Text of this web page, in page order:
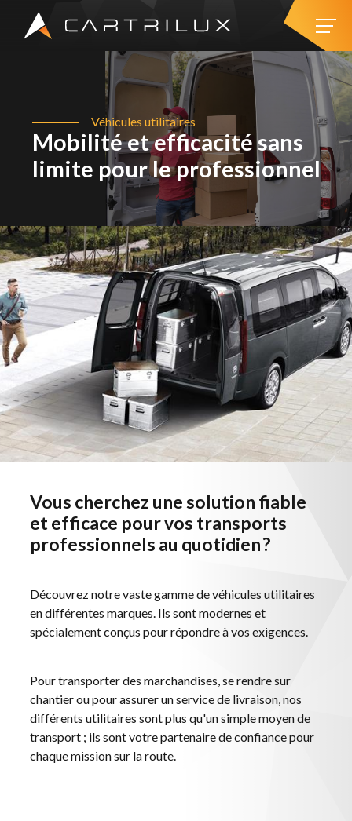
Véhicules utilitaires
Mobilité et efficacité sans
limite pour le professionnel
Vous cherchez une solution fiable
et efficace pour vos transports
professionnels au quotidien ?
Découvrez notre vaste gamme de véhicules utilitaires
en différentes marques. Ils sont modernes et
spécialement conçus pour répondre à vos exigences.
Pour transporter des marchandises, se rendre sur
chantier ou pour assurer un service de livraison, nos
différents utilitaires sont plus qu'un simple moyen de
transport ; ils sont votre partenaire de confiance pour
chaque mission sur la route.